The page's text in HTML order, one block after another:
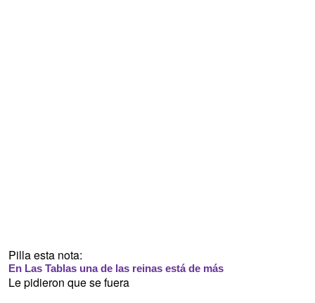
Pilla esta nota:
En Las Tablas una de las reinas está de más
Le pidieron que se fuera